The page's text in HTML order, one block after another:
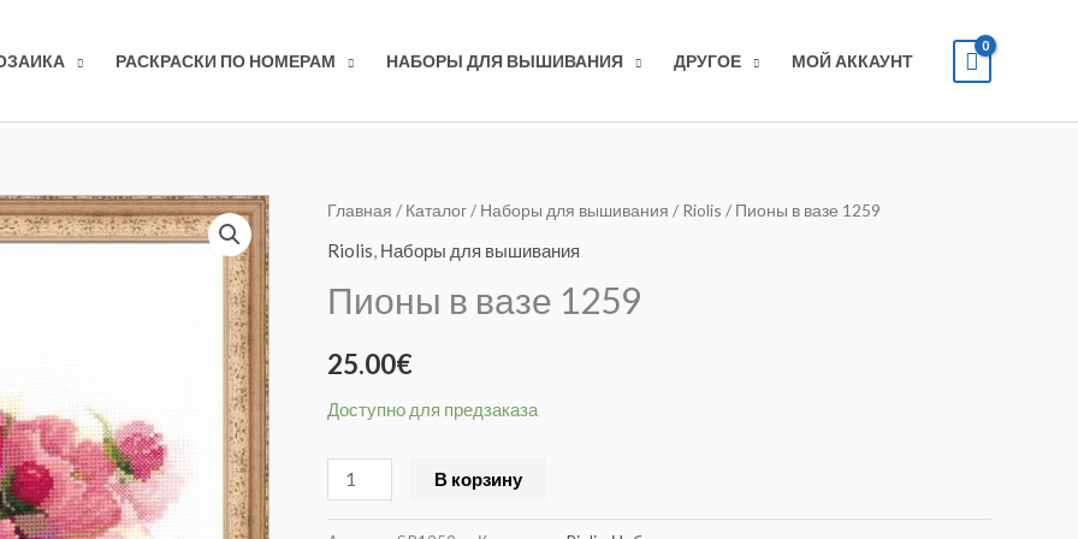
РАСКРАСКИ ПО НОМЕРАМ НАБОРЫ ДЛЯ ВЫШИВАНИЯ ДРУГОЕ МОЙ АККАУНТ
Главная / Каталог/ Наборы для вышивания / Riolis / Пионы в вазе 1259
Riolis, Наборы для вышивания
Пионы в вазе 1259
25.00€
Доступно для предзаказа
Количество
товара
1259
В корзину